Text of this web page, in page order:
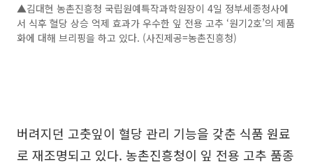
▲김대현 농촌진흥청 국립원예특작과학원장이 4일 정부세종청사에
서 식후 혈당 상승 억제 효과가 우수한 잎 전용 고추 ‘원기2호’의 제품
화에 대해 브리핑을 하고 있다. (사진제공=농촌진흥청)
버려지던 고춧잎이 혈당 관리 기능을 갖춘 식품 원료
로 재조명되고 있다. 농촌진흥청이 잎 전용 고추 품종